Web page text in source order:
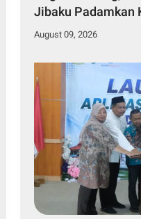
Jibaku Padamkan
Gelam
August 09, 2026